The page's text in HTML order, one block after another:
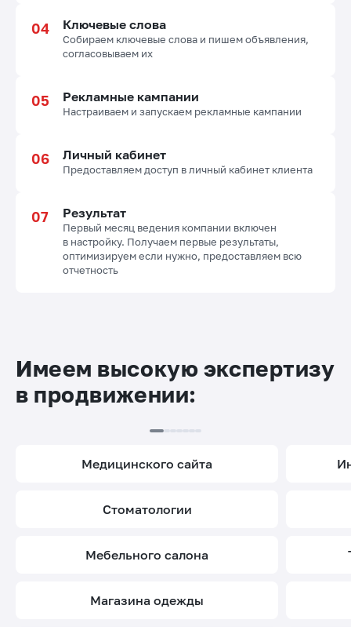
Ключевые слова
Собираем ключевые слова и пишем объявления,
согласовываем их
Рекламные кампании
Настраиваем и запускаем рекламные кампании
Личный кабинет
Предоставляем доступ в личный кабинет клиента
Результат
Первый месяц ведения компании включен
в настройку. Получаем первые результаты,
оптимизируем если нужно, предоставляем всю
отчетность
Имеем высокую экспертизу
в продвижении:
медицинского сайта
стоматологии
мебельного салона
магазина одежды